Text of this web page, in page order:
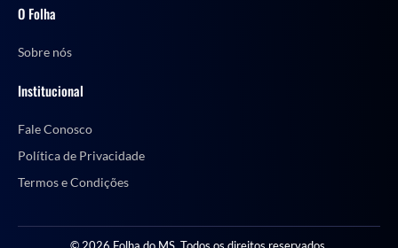
O Folha
Sobre nós
Institucional
Fale Conosco
Política de Privacidade
Termos e Condições